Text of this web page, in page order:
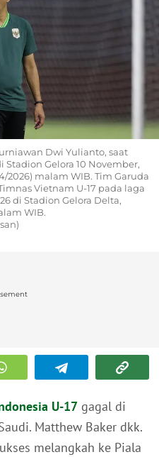
Dwi Yulianto, saat
Gelora 10 November,
2026) malam WIB. Tim Garuda
Vietnam U-17 pada laga
di Stadion Gelora Delta,
WIB.
U-17 gagal di
Matthew Baker dkk.
melangkah ke Piala